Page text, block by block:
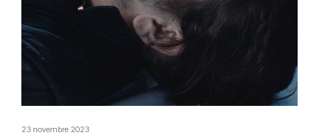
23 novembre 2023